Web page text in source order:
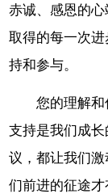
赤诚、感恩的
取得的每一次
持和参与。
您的理解
支持是我们成
议，都让我们
们前进的征途